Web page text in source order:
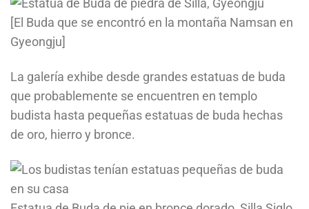
[El Buda que se encontró en la montaña Namsan en
Gyeongju]
La galería exhibe desde grandes estatuas de buda
que probablemente se encuentren en templo
budista hasta pequeñas estatuas de buda hechas
de oro, hierro y bronce.